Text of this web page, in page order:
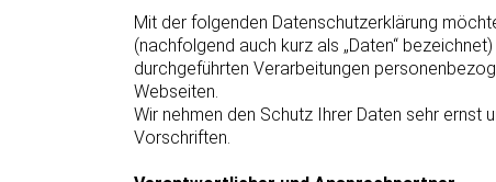
Mit der folgenden Datenschutzerklärung
(nachfolgend auch kurz als „Daten“
durchgeführten Verarbeitungen
Webseiten.
Wir nehmen den Schutz Ihrer Daten sehr
Vorschriften.